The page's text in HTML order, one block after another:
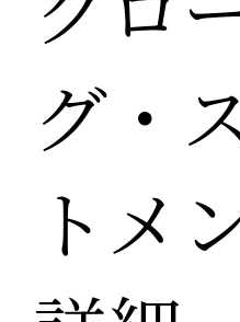
グ・
トメ